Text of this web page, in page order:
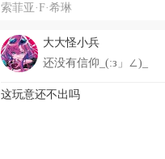
索菲亚·F·希琳
大大怪小兵
还没有信仰_(:з」∠)_
这玩意还不出吗